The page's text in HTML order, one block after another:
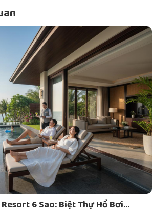
6 Sao: Biệt Thự Hồ Bơi...